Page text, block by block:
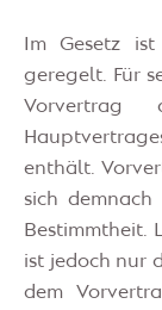
Im Gesetz
geregelt. Für
Vorvertrag
enthält.
sich
Bestimmtheit.
ist jedoch nur
dem